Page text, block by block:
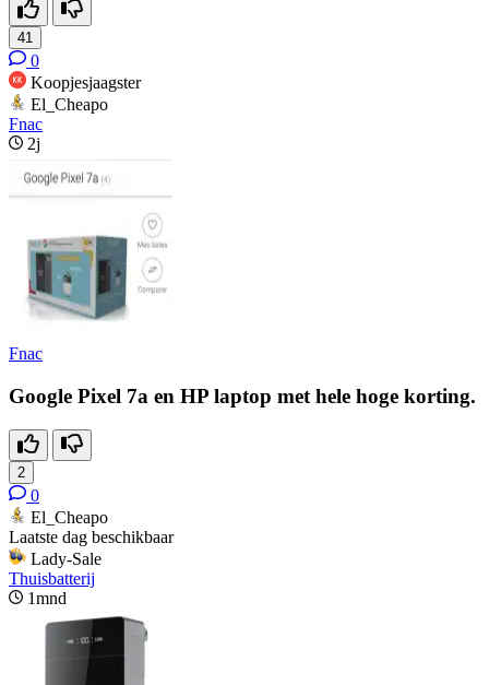
41
0
Koopjesjaagster
El_Cheapo
Fnac
2j
Fnac
Google Pixel 7a en HP laptop met hele hoge korting.
2
0
El_Cheapo
Laatste dag beschikbaar
Lady-Sale
Thuisbatterij
1mnd